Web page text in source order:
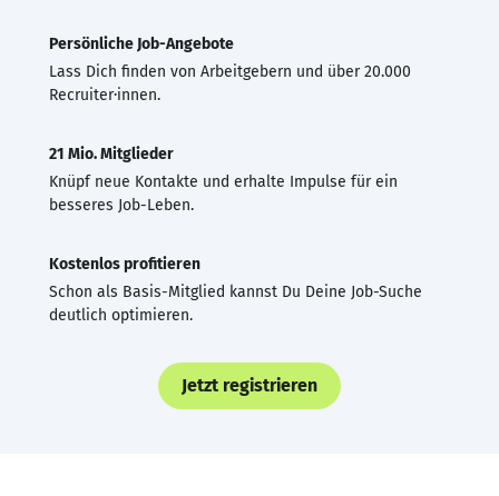
Persönliche Job-Angebote
Lass Dich finden von Arbeitgebern und über 20.000
Recruiter·innen.
21 Mio. Mitglieder
Knüpf neue Kontakte und erhalte Impulse für ein
besseres Job-Leben.
Kostenlos profitieren
Schon als Basis-Mitglied kannst Du Deine Job-Suche
deutlich optimieren.
Jetzt registrieren